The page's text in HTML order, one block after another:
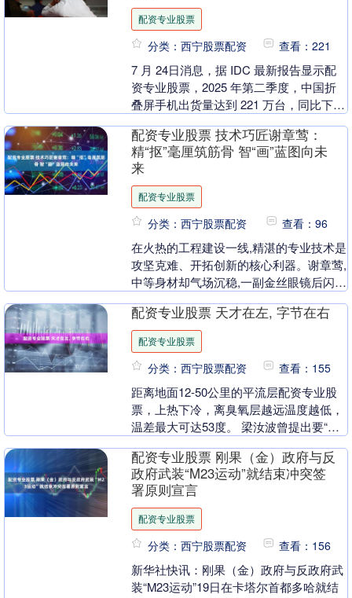
配资专业股票
分类：西宁股票配资 查看：221
7 月 24日消息，据 IDC 最新报告显示配
资专业股票，2025 年第二季度，中国折
叠屏手机出货量达到 221 万台，同比下降
配资专业股票 技术巧匠谢章莺：
精“抠”毫厘筑筋骨 智“画”蓝图向未
来
配资专业股票
分类：西宁股票配资 查看：96
在火热的工程建设一线,精湛的专业技术是
攻坚克难、开拓创新的核心利器。谢章莺,
中等身材却气场沉稳,一副金丝眼镜后闪烁
业股票,....
配资专业股票 天才在左, 字节在右
配资专业股票
分类：西宁股票配资 查看：155
距离地面12-50公里的平流层配资专业股
票，上热下冷，离臭氧层越远温度越低，
温差最大可达53度。 梁汝波曾提出要“始
的标准，....
配资专业股票 刚果（金）政府与反
政府武装“M23运动”就结束冲突签
署原则宣言
配资专业股票
分类：西宁股票配资 查看：156
新华社快讯：刚果（金）政府与反政府武
装“M23运动”19日在卡塔尔首都多哈就结